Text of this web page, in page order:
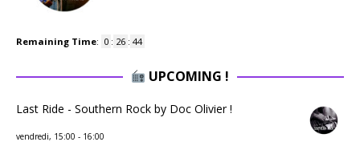
Remaining Time: 0 : 26 : 44
UPCOMING !
Last Ride - Southern Rock by Doc Olivier !
vendredi, 15:00 - 16:00